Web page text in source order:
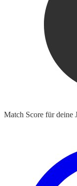
Match Score für deine